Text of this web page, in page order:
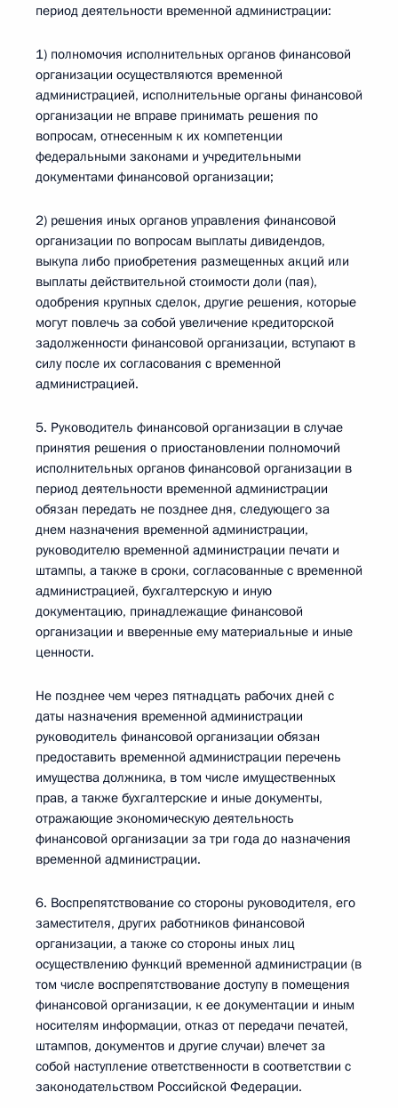
период деятельности временной администрации:
1) полномочия исполнительных органов финансовой
организации осуществляются временной
администрацией, исполнительные органы финансовой
организации не вправе принимать решения по
вопросам, отнесенным к их компетенции
федеральными законами и учредительными
документами финансовой организации;
2) решения иных органов управления финансовой
организации по вопросам выплаты дивидендов,
выкупа либо приобретения размещенных акций или
выплаты действительной стоимости доли (пая),
одобрения крупных сделок, другие решения, которые
могут повлечь за собой увеличение кредиторской
задолженности финансовой организации, вступают в
силу после их согласования с временной
администрацией.
5. Руководитель финансовой организации в случае
принятия решения о приостановлении полномочий
исполнительных органов финансовой организации в
период деятельности временной администрации
обязан передать не позднее дня, следующего за
днем назначения временной администрации,
руководителю временной администрации печати и
штампы, а также в сроки, согласованные с временной
администрацией, бухгалтерскую и иную
документацию, принадлежащие финансовой
организации и вверенные ему материальные и иные
ценности.
Не позднее чем через пятнадцать рабочих дней с
даты назначения временной администрации
руководитель финансовой организации обязан
предоставить временной администрации перечень
имущества должника, в том числе имущественных
прав, а также бухгалтерские и иные документы,
отражающие экономическую деятельность
финансовой организации за три года до назначения
временной администрации.
6. Воспрепятствование со стороны руководителя, его
заместителя, других работников финансовой
организации, а также со стороны иных лиц
осуществлению функций временной администрации (в
том числе воспрепятствование доступу в помещения
финансовой организации, к ее документации и иным
носителям информации, отказ от передачи печатей,
штампов, документов и другие случаи) влечет за
собой наступление ответственности в соответствии с
законодательством Российской Федерации.